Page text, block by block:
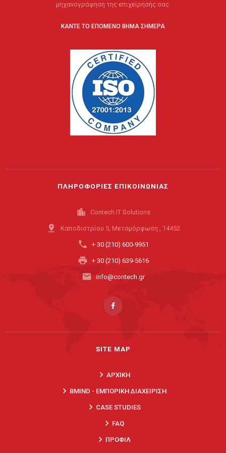
μηχανογράφηση της επιχείρησής σας.
ΚΑΝΤΕ ΤΟ ΕΠΟΜΕΝΟ ΒΗΜΑ ΣΗΜΕΡΑ
ΠΛΗΡΟΦΟΡΙΕΣ ΕΠΙΚΟΙΝΩΝΙΑΣ
location_city Contech IT Solutions
pin_drop Καποδιστρίου 5, Μεταμόρφωση , 14452
phone + 30 (210) 600-9951
print + 30 (210) 639-5616
email info@contech.gr
SITE MAP
keyboard_arrow_right ΑΡΧΙΚΗ
keyboard_arrow_right BMIND - ΕΜΠΟΡΙΚΗ ΔΙΑΧΕΙΡΙΣΗ
keyboard_arrow_right CASE STUDIES
keyboard_arrow_right FAQ
keyboard_arrow_right ΠΡΟΦΙΛ